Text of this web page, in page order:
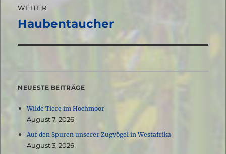
WEITER
Nächster
Haubentaucher
NEUESTE BEITRÄGE
Wilde Tiere im Hochmoor
August 7, 2026
Auf den Spuren unserer Zugvögel in Westafrika
August 3, 2026